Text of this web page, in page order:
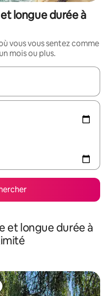
longue durée à
vous vous sentez comme
mois ou plus.
utilisez les flèches vers le
et longue durée à
plus appréciés